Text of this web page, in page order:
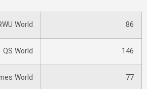
86
World
146
QS World
77
World